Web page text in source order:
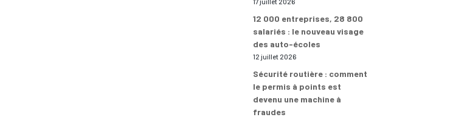
12 000 entreprises, 28 800
salariés : le nouveau visage
des auto-écoles
12 juillet 2026
Sécurité routière : comment
le permis à points est
devenu une machine à
fraudes